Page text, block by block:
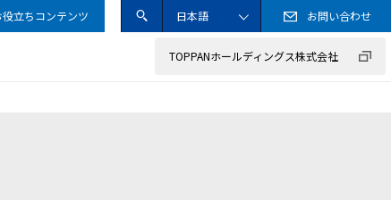
役立ちコンテンツ
送信
サイト内検索ボック
日本語 お問い合わせ
TOPPANホールディングス株式会社